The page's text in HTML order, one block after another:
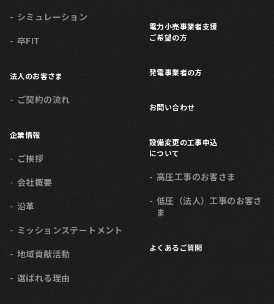
シミュレーション
卒FIT
法人のお客さま
ご契約の流れ
企業情報
ご挨拶
会社概要
沿革
ミッションステートメント
地域貢献活動
選ばれる理由
電力小売事業者支援
ご希望の方
発電事業者の方
お問い合わせ
設備変更の工事申込
について
高圧工事のお客さま
低圧（法人）工事のお客さ
ま
よくあるご質問